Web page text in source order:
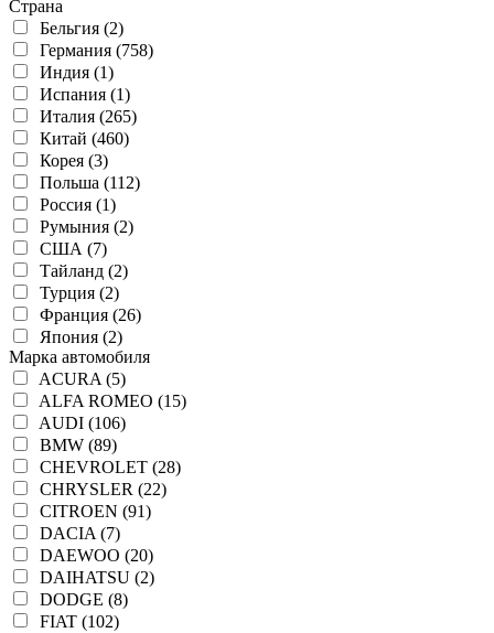
Страна
Бельгия (2)
Германия (758)
Индия (1)
Испания (1)
Италия (265)
Китай (460)
Корея (3)
Польша (112)
Россия (1)
Румыния (2)
США (7)
Тайланд (2)
Турция (2)
Франция (26)
Япония (2)
Марка автомобиля
ACURA (5)
ALFA ROMEO (15)
AUDI (106)
BMW (89)
CHEVROLET (28)
CHRYSLER (22)
CITROEN (91)
DACIA (7)
DAEWOO (20)
DAIHATSU (2)
DODGE (8)
FIAT (102)